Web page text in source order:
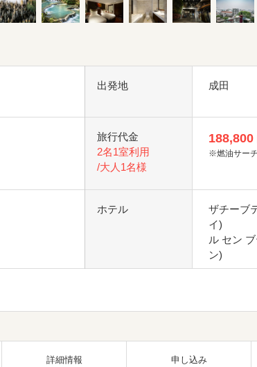
出発地 成田
旅行代金
2名1室利用
/大人1名様
188,800
※燃油サー
ホテル
ザチーブ
イ)
ル セン
ン)
詳細情報 申し込み